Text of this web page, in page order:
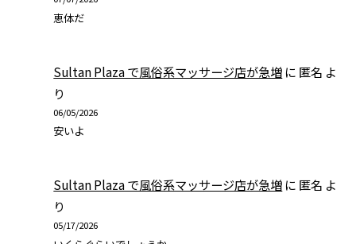
恵体だ
Sultan Plaza で風俗系マッサージ店が急増 に 匿名 よ
り
06/05/2026
安いよ
Sultan Plaza で風俗系マッサージ店が急増 に 匿名 よ
り
05/17/2026